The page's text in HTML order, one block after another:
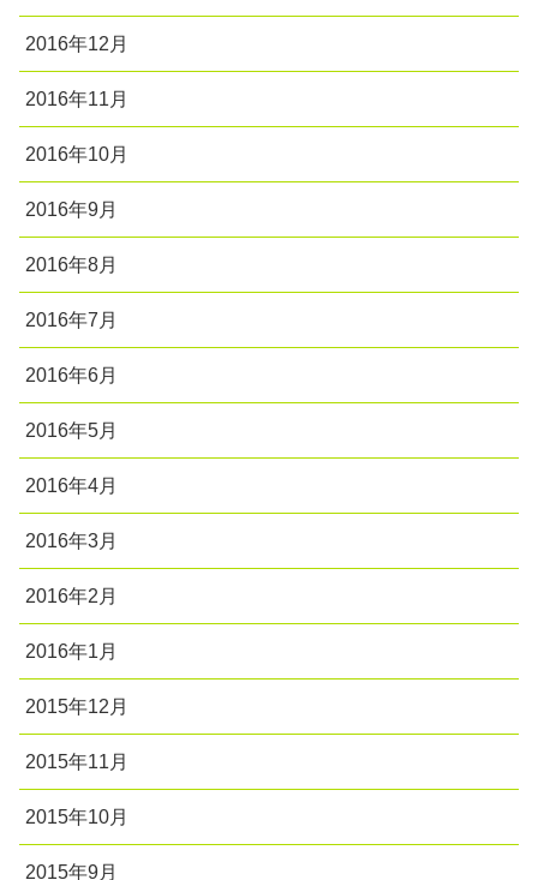
2016年12月
2016年11月
2016年10月
2016年9月
2016年8月
2016年7月
2016年6月
2016年5月
2016年4月
2016年3月
2016年2月
2016年1月
2015年12月
2015年11月
2015年10月
2015年9月